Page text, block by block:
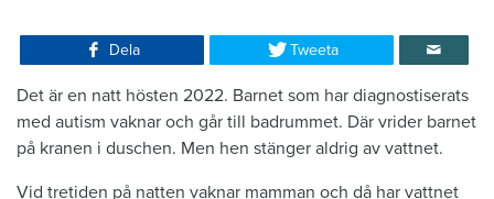
Dela Tweeta
Det är en natt hösten 2022. Barnet som har diagnostiserats
med autism vaknar och går till badrummet. Där vrider barnet
på kranen i duschen. Men hen stänger aldrig av vattnet.
Vid tretiden på natten vaknar mamman och då har vattnet